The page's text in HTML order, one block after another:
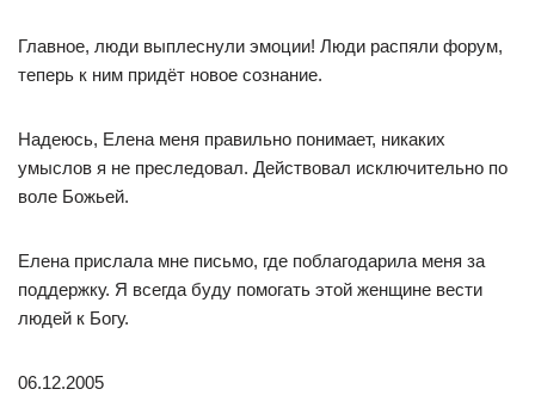
Главное, люди выплеснули эмоции! Люди распяли форум,
теперь к ним придёт новое сознание.
Надеюсь, Елена меня правильно понимает, никаких
умыслов я не преследовал. Действовал исключительно по
воле Божьей.
Елена прислала мне письмо, где поблагодарила меня за
поддержку. Я всегда буду помогать этой женщине вести
людей к Богу.
06.12.2005